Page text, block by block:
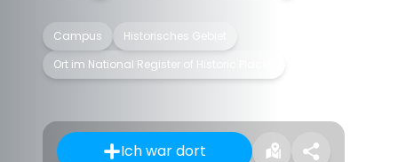
Campus
Historisches Gebiet
Ort im National Register of Historic Places
Ich war dort